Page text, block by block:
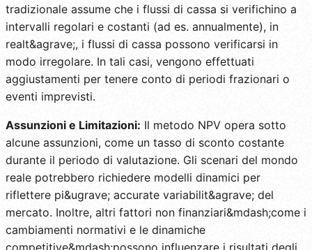
tradizionale assume che i flussi di cassa si verifichino a
intervalli regolari e costanti (ad es. annualmente), in
realt&agrave;, i flussi di cassa possono verificarsi in
modo irregolare. In tali casi, vengono effettuati
aggiustamenti per tenere conto di periodi frazionari o
eventi imprevisti.
Assunzioni e Limitazioni: Il metodo NPV opera sotto
alcune assunzioni, come un tasso di sconto costante
durante il periodo di valutazione. Gli scenari del mondo
reale potrebbero richiedere modelli dinamici per
riflettere pi&ugrave; accurate variabilit&agrave; del
mercato. Inoltre, altri fattori non finanziari&mdash;come i
cambiamenti normativi e le dinamiche
competitive&mdash;possono influenzare i risultati degli